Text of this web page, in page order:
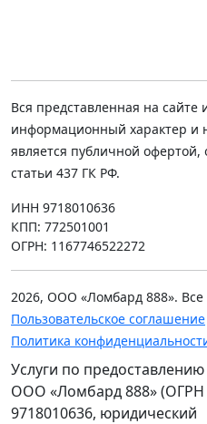
Вся представленная на
информационный характер и
является публичной
статьи 437 ГК РФ.
ИНН 9718010636
КПП: 772501001
ОГРН: 1167746522272
2026, ООО «Ломбард 888».
Пользовательское соглашение
Политика
Услуги по
ООО «Ломбард 888» (ОГРН
9718010636, юридический